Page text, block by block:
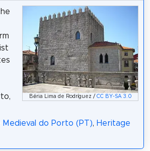
Béria Lima de Rodríguez / CC BY-SA 3.0
do Porto (PT), Heritage